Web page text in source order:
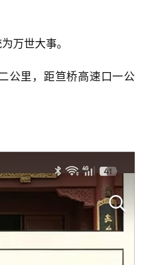
万世大事。
公里，距笪桥高速口一公